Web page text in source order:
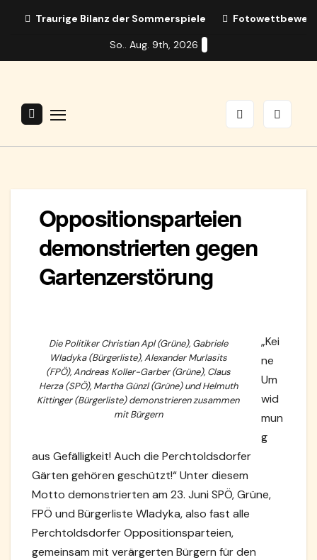
Traurige Bilanz der Sommerspiele
So.. Aug. 9th, 2026
Oppositionsparteien
demonstrierten gegen
Gartenzerstörung
Die Politiker Christian Apl (Grüne), Gabriele
Wladyka (Bürgerliste), Alexander Murlasits
(FPÖ), Andreas Koller-Garber (Grüne), Claus
Herza (SPÖ), Martha Günzl (Grüne) und Helmuth
Kittinger (Bürgerliste) demonstrieren zusammen
mit Bürgern
„Kei
ne
Um
wid
mun
g
aus Gefälligkeit! Auch die Perchtoldsdorfer
Gärten gehören geschützt!“ Unter diesem
Motto demonstrierten am 23. Juni SPÖ, Grüne,
FPÖ und Bürgerliste Wladyka, also fast alle
Perchtoldsdorfer Oppositionsparteien,
gemeinsam mit verärgerten Bürgern für den